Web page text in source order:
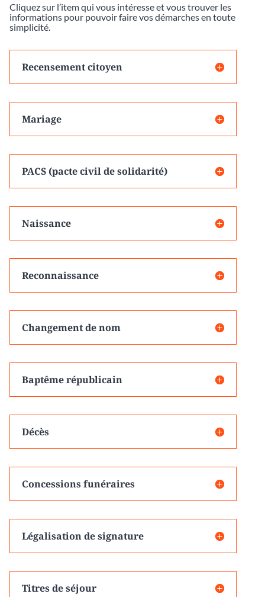
Cliquez sur l’item qui vous intéresse et vous trouver les
informations pour pouvoir faire vos démarches en toute
simplicité.
Recensement citoyen
Mariage
PACS (pacte civil de solidarité)
Naissance
Reconnaissance
Changement de nom
Baptême républicain
Décès
Concessions funéraires
Légalisation de signature
Titres de séjour